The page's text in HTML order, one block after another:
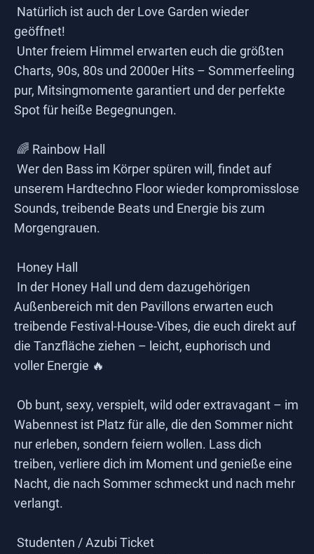
Natürlich ist auch der Love Garden wieder
geöffnet!
Unter freiem Himmel erwarten euch die größten
Charts, 90s, 80s und 2000er Hits – Sommerfeeling
pur, Mitsingmomente garantiert und der perfekte
Spot für heiße Begegnungen.
🌈 Rainbow Hall
Wer den Bass im Körper spüren will, findet auf
unserem Hardtechno Floor wieder kompromisslose
Sounds, treibende Beats und Energie bis zum
Morgengrauen.
Honey Hall
In der Honey Hall und dem dazugehörigen
Außenbereich mit den Pavillons erwarten euch
treibende Festival-House-Vibes, die euch direkt auf
die Tanzfläche ziehen – leicht, euphorisch und
voller Energie 🔥
Ob bunt, sexy, verspielt, wild oder extravagant – im
Wabennest ist Platz für alle, die den Sommer nicht
nur erleben, sondern feiern wollen. Lass dich
treiben, verliere dich im Moment und genieße eine
Nacht, die nach Sommer schmeckt und nach mehr
verlangt.
Studenten / Azubi Ticket